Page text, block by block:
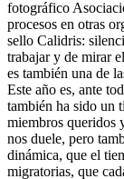
fotográfico
procesos en otras
sello Calidris:
trabajar y de mirar
es también una de
Este año es, ante
también ha sido un
miembros queridos
nos duele, pero
dinámica, que el
migratorias, que